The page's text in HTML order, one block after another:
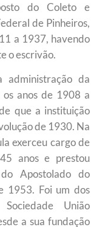
do Coleto e
de Pinheiros,
a 1937, havendo
o escrivão.
administração da
anos de 1908 a
que a instituição
de 1930. Na
exerceu cargo de
anos e prestou
Apostolado do
1953. Foi um dos
União
a sua fundação